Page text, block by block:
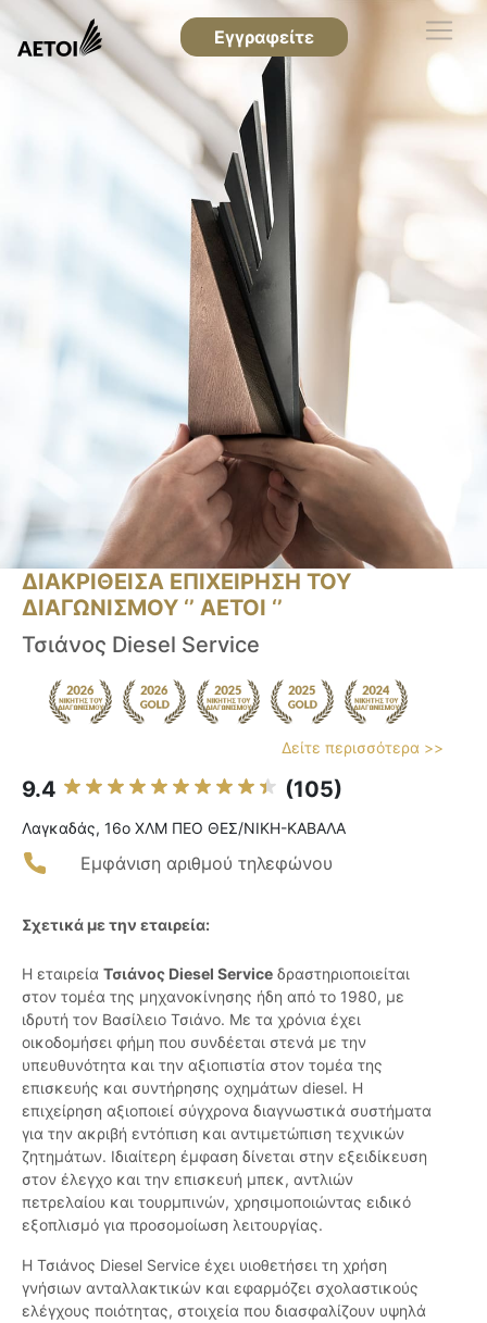
Εγγραφείτε
ΔΙΑΚΡΙΘΕΙΣΑ ΕΠΙΧΕΙΡΗΣΗ ΤΟΥ
ΔΙΑΓΩΝΙΣΜΟΥ ‘’ ΑΕΤΟΙ ‘’
Τσιάνος Diesel Service
Δείτε περισσότερα >>
9.4 (105)
Λαγκαδάς, 16ο ΧΛΜ ΠΕΟ ΘΕΣ/ΝΙΚΗ-ΚΑΒΑΛΑ
Εμφάνιση αριθμού τηλεφώνου
Σχετικά με την εταιρεία:
Η εταιρεία Τσιάνος Diesel Service δραστηριοποιείται
στον τομέα της μηχανοκίνησης ήδη από το 1980, με
ιδρυτή τον Βασίλειο Τσιάνο. Με τα χρόνια έχει
οικοδομήσει φήμη που συνδέεται στενά με την
υπευθυνότητα και την αξιοπιστία στον τομέα της
επισκευής και συντήρησης οχημάτων diesel. Η
επιχείρηση αξιοποιεί σύγχρονα διαγνωστικά συστήματα
για την ακριβή εντόπιση και αντιμετώπιση τεχνικών
ζητημάτων. Ιδιαίτερη έμφαση δίνεται στην εξειδίκευση
στον έλεγχο και την επισκευή μπεκ, αντλιών
πετρελαίου και τουρμπινών, χρησιμοποιώντας ειδικό
εξοπλισμό για προσομοίωση λειτουργίας.
Η Τσιάνος Diesel Service έχει υιοθετήσει τη χρήση
γνήσιων ανταλλακτικών και εφαρμόζει σχολαστικούς
ελέγχους ποιότητας, στοιχεία που διασφαλίζουν υψηλά